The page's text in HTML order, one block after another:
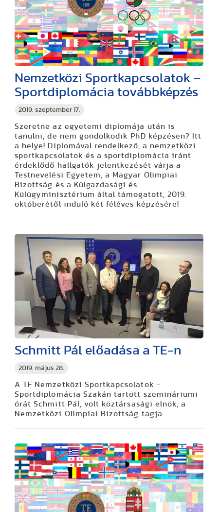
2019. szeptember 17.
Nemzetközi Sportkapcsolatok –
Sportdiplomácia továbbképzés
Szeretne az egyetemi diplomája után is
tanulni, de nem gondolkodik PhD képzésen? Itt
a helye! Diplomával rendelkező, a nemzetközi
sportkapcsolatok és a sportdiplomácia iránt
érdeklődő hallgatók jelentkezését várja a
Testnevelési Egyetem, a Magyar Olimpiai
Bizottság és a Külgazdasági és
Külügyminisztérium által támogatott, 2019.
októberétől induló két féléves képzésére!
2019. május 28.
Schmitt Pál előadása a TE-n
A TF Nemzetközi Sportkapcsolatok -
Sportdiplomácia Szakán tartott szemináriumi
órát Schmitt Pál, volt köztársasági elnök, a
Nemzetközi Olimpiai Bizottság tagja.